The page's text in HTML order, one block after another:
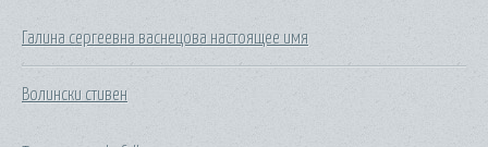
Галина сергеевна васнецова настоящее имя
Волински стивен